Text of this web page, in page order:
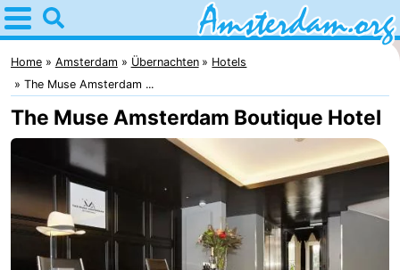
Home
Amsterdam
Interessante
Ausflüge
Für
Kindern
Junge
Erwachsene
Kostenlos
Übernachten
Home Amsterdam Übernachten
Hotels
The Muse Amsterdam ...
The Muse Amsterdam Boutique Hotel